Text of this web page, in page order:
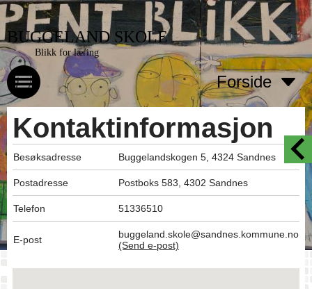
BUGGELAND SKOLE
Blikk for læring
Forside
Kontaktinformasjon
Besøksadresse Buggelandskogen 5, 4324 Sandnes
Postadresse Postboks 583, 4302 Sandnes
Telefon 51336510
E-post
buggeland.skole@sandnes.kommune.no
(Send e-post)